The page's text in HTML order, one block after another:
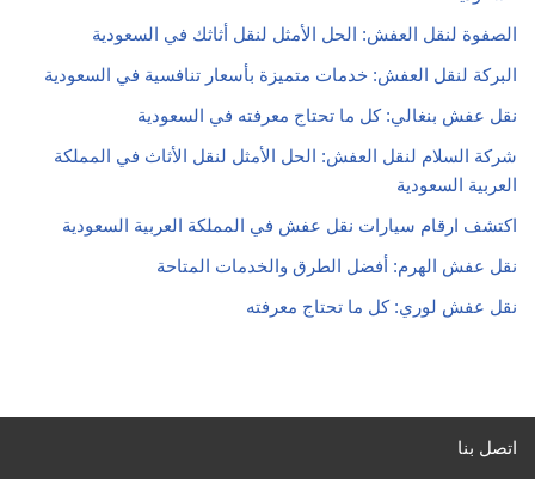
الصفوة لنقل العفش: الحل الأمثل لنقل أثاثك في السعودية
البركة لنقل العفش: خدمات متميزة بأسعار تنافسية في السعودية
نقل عفش بنغالي: كل ما تحتاج معرفته في السعودية
شركة السلام لنقل العفش: الحل الأمثل لنقل الأثاث في المملكة
العربية السعودية
اكتشف ارقام سيارات نقل عفش في المملكة العربية السعودية
نقل عفش الهرم: أفضل الطرق والخدمات المتاحة
نقل عفش لوري: كل ما تحتاج معرفته
اتصل بنا